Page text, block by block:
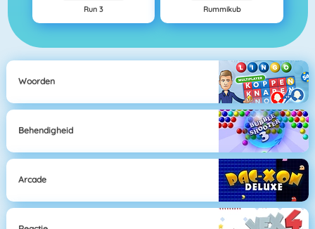
Run 3 Rummikub
Woorden
Behendigheid
Arcade